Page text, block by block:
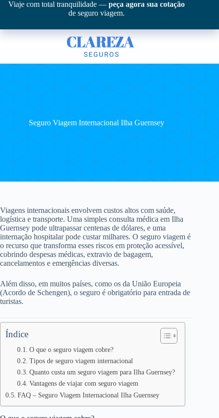
Pular
conteúdo
Viaje com total tranquilidade — peça agora sua cotação
de seguro viagem.
Seguro Viagem Internacional Ilha Guernsey
Viagens internacionais envolvem custos altos com saúde,
logística e transporte. Uma simples consulta médica em Ilha
Guernsey pode ultrapassar centenas de dólares, e uma
internação hospitalar pode custar milhares. O seguro viagem é
o recurso que transforma esses riscos em proteção acessível,
cobrindo despesas médicas, extravio de bagagem,
cancelamentos e emergências diversas.
Além disso, em muitos países, como os da União Europeia
(Acordo de Schengen), o seguro é obrigatório para entrada de
turistas.
Índice
O que o seguro viagem cobre?
Tipos de seguro viagem internacional
Quanto custa um seguro viagem para Ilha Guernsey?
Vantagens de viajar com seguro viagem
FAQ – Seguro Viagem Internacional Ilha Guernsey